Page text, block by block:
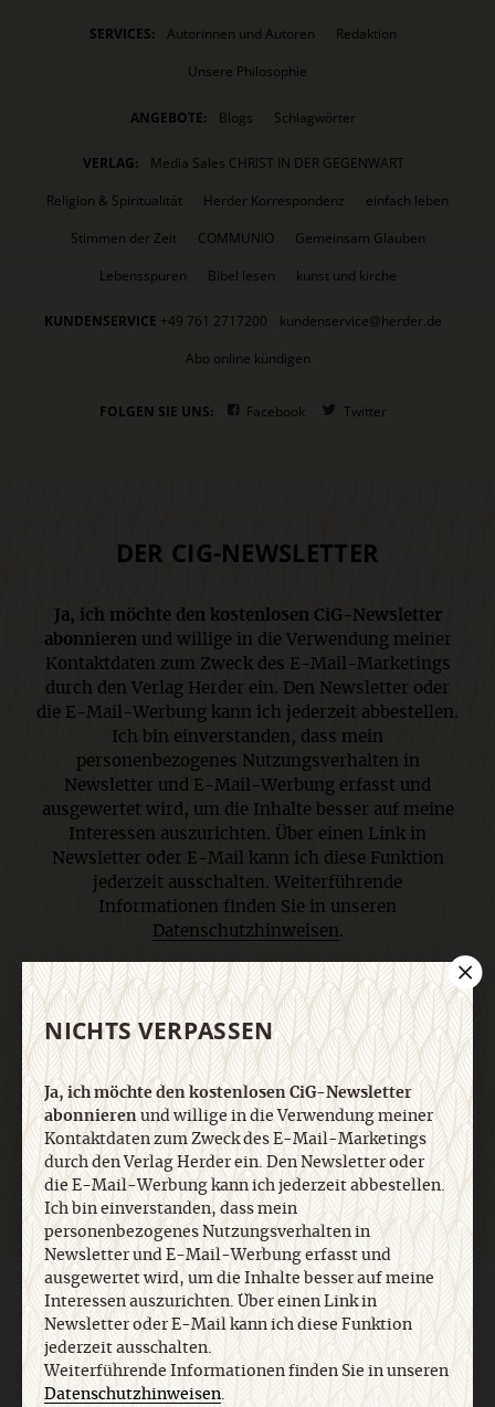
SERVICES: Autorinnen und Autoren
Redaktion
Unsere Philosophie
ANGEBOTE: Blogs Schlagwörter
VERLAG:
Media Sales CHRIST IN DER GEGENWART
Religion & Spiritualität
Herder Korrespondenz
einfach leben
Stimmen der Zeit
COMMUNIO
Gemeinsam Glauben
Lebensspuren
Bibel lesen kunst und kirche
KUNDENSERVICE +49 761 2717200
kundenservice@herder.de
Abo online kündigen
FOLGEN SIE UNS: Facebook Twitter
DER CIG-NEWSLETTER
Ja, ich möchte den kostenlosen CiG-Newsletter
abonnierenund willige in die Verwendung meiner
Kontaktdaten zum Zweck des E-Mail-Marketings
durch den Verlag Herder ein. Den Newsletter oder
die E-Mail-Werbung kann ich jederzeit abbestellen.
Ich bin einverstanden, dass mein
personenbezogenes Nutzungsverhalten in
Newsletter und E-Mail-Werbung erfasst und
ausgewertet wird, um die Inhalte besser auf meine
Interessen auszurichten. Über einen Link in
Newsletter oder E-Mail kann ich diese Funktion
jederzeit ausschalten. Weiterführende
Informationen finden Sie in unseren
Datenschutzhinweisen.
E-Mail
Jetzt anmelden
AGB und Widerrufsbelehrung Datenschutz
Barrierefreiheit
Impressum
Vertrag widerrufen
NICHTS VERPASSEN
Ja, ich möchte den kostenlosen CiG-Newsletter
abonnierenund willige in die Verwendung meiner
Kontaktdaten zum Zweck des E-Mail-Marketings
durch den Verlag Herder ein. Den Newsletter oder
die E-Mail-Werbung kann ich jederzeit abbestellen.
Ich bin einverstanden, dass mein
personenbezogenes Nutzungsverhalten in
Newsletter und E-Mail-Werbung erfasst und
ausgewertet wird, um die Inhalte besser auf meine
Interessen auszurichten. Über einen Link in
Newsletter oder E-Mail kann ich diese Funktion
jederzeit ausschalten.
Weiterführende Informationen finden Sie in unseren
Datenschutzhinweisen.